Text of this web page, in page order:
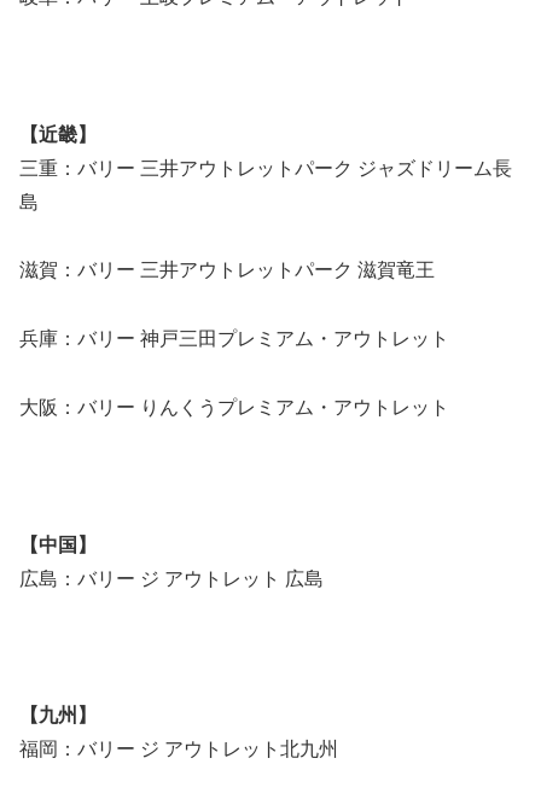
【近畿】
三重：バリー 三井アウトレットパーク ジャズドリーム長
島
滋賀：バリー 三井アウトレットパーク 滋賀竜王
兵庫：バリー 神戸三田プレミアム・アウトレット
大阪：バリー りんくうプレミアム・アウトレット
【中国】
広島：バリー ジ アウトレット 広島
【九州】
福岡：バリー ジ アウトレット北九州